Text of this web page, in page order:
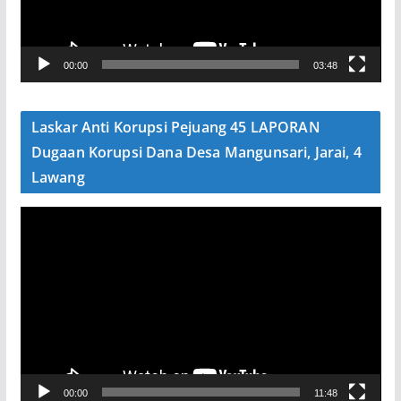
V
e
00:00 03:48
Laskar Anti Korupsi Pejuang 45 LAPORAN
Dugaan Korupsi Dana Desa Mangunsari, Jarai, 4
Lawang
V
00:00 11:48